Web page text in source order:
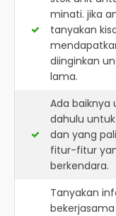
minati. jika
tanyakan
diinginkan
lama.
Ada baiknya
dahulu
dan yang
fitur-fitur
berkendara.
Tanyakan